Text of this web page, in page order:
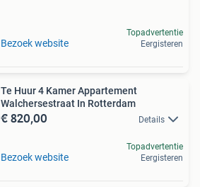
Bezoek website
Topadvertentie
Eergisteren
Te Huur 4 Kamer Appartement
Walchersestraat In Rotterdam
€ 820,00 Details
Bezoek website
Topadvertentie
Eergisteren